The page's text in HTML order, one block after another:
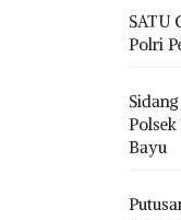
SATU
Polri
Bayu